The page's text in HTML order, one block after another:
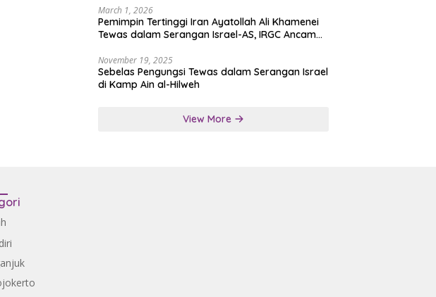
March 1, 2026
Pemimpin Tertinggi Iran Ayatollah Ali Khamenei
Tewas dalam Serangan Israel-AS, IRGC Ancam
November 19, 2025
Sebelas Pengungsi Tewas dalam Serangan Israel
di Kamp Ain al-Hilweh
View More